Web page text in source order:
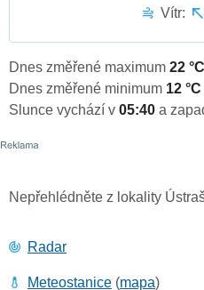
Vítr:
Dnes změřené maximum 22 °C
Dnes změřené minimum 12 °C
Slunce vychází v 05:40 a
Nepřehlédněte z lokality
Radar
Meteostanice (mapa)